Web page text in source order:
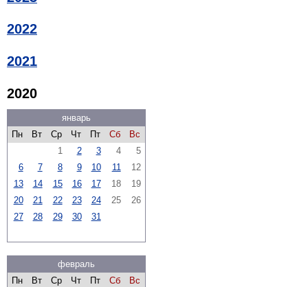
2022
2021
2020
январь
Пн
Вт Ср Чт Пт Сб
Вс
1
2 3 4
5
6
7 8 9 10 11
12
13
14 15 16 17 18
19
20
21 22 23 24 25
26
27
28 29 30 31
февраль
Пн
Вт Ср Чт Пт Сб
Вс